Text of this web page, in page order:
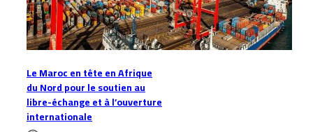
Le Maroc en tête en Afrique
du Nord pour le soutien au
libre-échange et à l’ouverture
internationale